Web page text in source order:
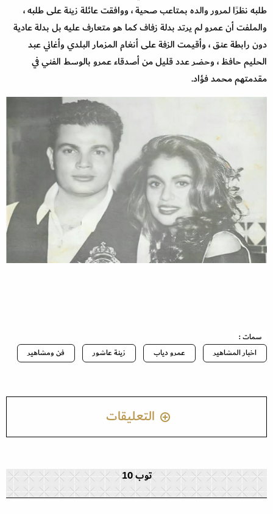
طلبه نظرًا لمرور والده بمتاعب صحية ، ووافقت عائلة زينة على طلبه ،
والملفت أن عمرو لم يرتد بدلة زفاف كما هو متعارف عليه بل بدلة عادية
دون رابطة عنق ، وأقيمت الزفة على أنغام المزمار البلدي وأغاني عبد
الحليم حافظ ، وحضر عدد قليل من أصدقاء عمرو بالوسط الفني في
مقدمتهم محمد فؤاد.
سمات :
اخبار المشاهير
عمرو دياب زينة عاشور فن ومشاهير
التعليقات
توب 10